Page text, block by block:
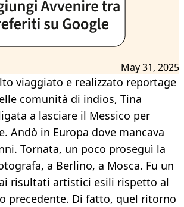
May 31, 2025
viaggiato e realizzato reportage
comunità di indios, Tina
a lasciare il Messico per
Andò in Europa dove mancava
Tornata, un poco proseguì la
a Berlino, a Mosca. Fu un
risultati artistici esili rispetto al
precedente. Di fatto, quel ritorno